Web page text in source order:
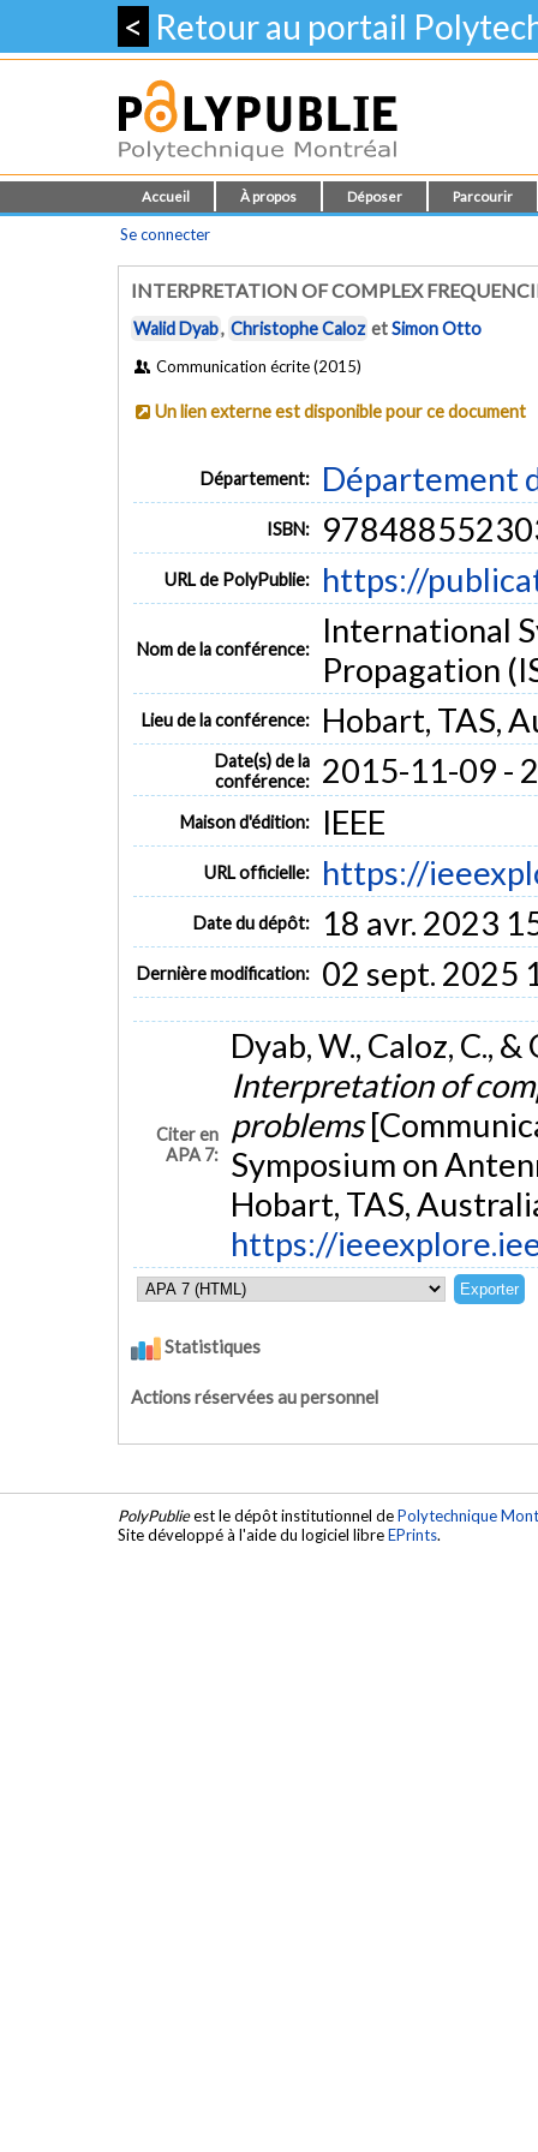
< Retour au portail
Accueil À propos Déposer Parcourir
Se connecter
INTERPRETATION OF COMPLEX
Walid Dyab, Christophe Caloz etSimon Otto
Communication écrite (2015)
Un lien externe est disponible pour ce document
Département: Département
ISBN:
URL de PolyPublie: https://
Nom de la conférence:
International
Propagation
Lieu de la conférence: Hobart, TAS,
Date(s) de la
conférence:
2015-11-09 -
Maison d'édition: IEEE
URL officielle: https://
Date du dépôt: 18 avr. 2023
Dernière modification: 02 sept. 2025
Citer en
APA 7:
Dyab, W., Caloz, C.,
Interpretation of
problems
Symposium on
Hobart, TAS,
https://
Statistiques
Actions réservées au personnel
PolyPublieest le dépôt institutionnel dePolytechnique
Site développé à l'aide du logiciel libreEPrints.